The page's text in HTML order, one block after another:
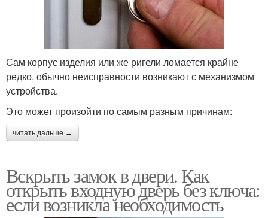
Сам корпус изделия или же ригели ломается крайне
редко, обычно неисправности возникают с механизмом
устройства.
Это может произойти по самым разным причинам:
читать дальше →
Вскрыть замок в двери. Как
открыть входную дверь без ключа:
если возникла необходимость